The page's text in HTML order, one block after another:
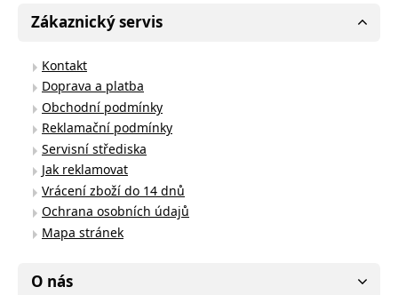
Zákaznický servis
Kontakt
Doprava a platba
Obchodní podmínky
Reklamační podmínky
Servisní střediska
Jak reklamovat
Vrácení zboží do 14 dnů
Ochrana osobních údajů
Mapa stránek
O nás